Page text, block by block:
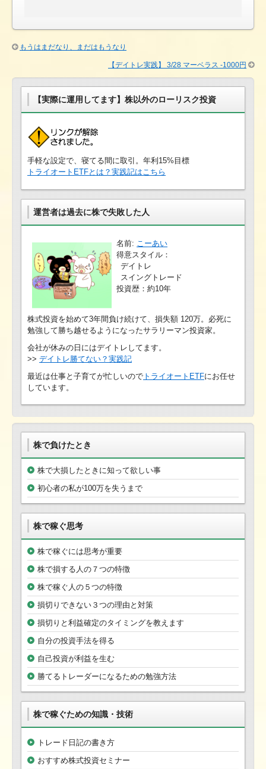
もうはまだなり、まだはもうなり
【デイトレ実践】 3/28 マーベラス -1000円
【実際に運用してます】株以外のローリスク投資
手軽な設定で、寝てる間に取引。年利15%目標
トライオートETFとは？実践記はこちら
運営者は過去に株で失敗した人
名前: こーあい
得意スタイル：
デイトレ
スイングトレード
投資歴：約10年
株式投資を始めて3年間負け続けて、損失額 120万。必死に
勉強して勝ち越せるようになったサラリーマン投資家。
会社が休みの日にはデイトレしてます。
>> デイトレ勝てない？実践記
最近は仕事と子育てが忙しいので トライオートETFにお任せ
しています。
株で負けたとき
株で大損したときに知って欲しい事
初心者の私が100万を失うまで
株で稼ぐ思考
株で稼ぐには思考が重要
株で損する人の７つの特徴
株で稼ぐ人の５つの特徴
損切りできない３つの理由と対策
損切りと利益確定のタイミングを教えます
自分の投資手法を得る
自己投資が利益を生む
勝てるトレーダーになるための勉強方法
株で稼ぐための知識・技術
トレード日記の書き方
おすすめ株式投資セミナー